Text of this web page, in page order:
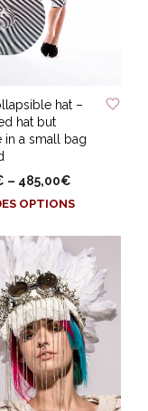
hat –
hat but
in a small bag
– 485,00€
OPTIONSCe
a
plusieurs
variations.
Les
options
peuvent
être
choisies
sur